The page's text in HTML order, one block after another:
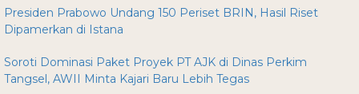
Presiden Prabowo Undang 150 Periset BRIN, Hasil Riset
Dipamerkan di Istana
Soroti Dominasi Paket Proyek PT AJK di Dinas Perkim
Tangsel, AWII Minta Kajari Baru Lebih Tegas